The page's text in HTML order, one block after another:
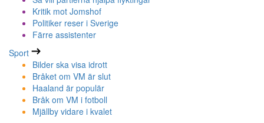
Kritik mot Jomshof
Politiker reser i Sverige
Färre assistenter
Sport
Bilder ska visa idrott
Bråket om VM är slut
Haaland är populär
Bråk om VM i fotboll
Mjällby vidare i kvalet